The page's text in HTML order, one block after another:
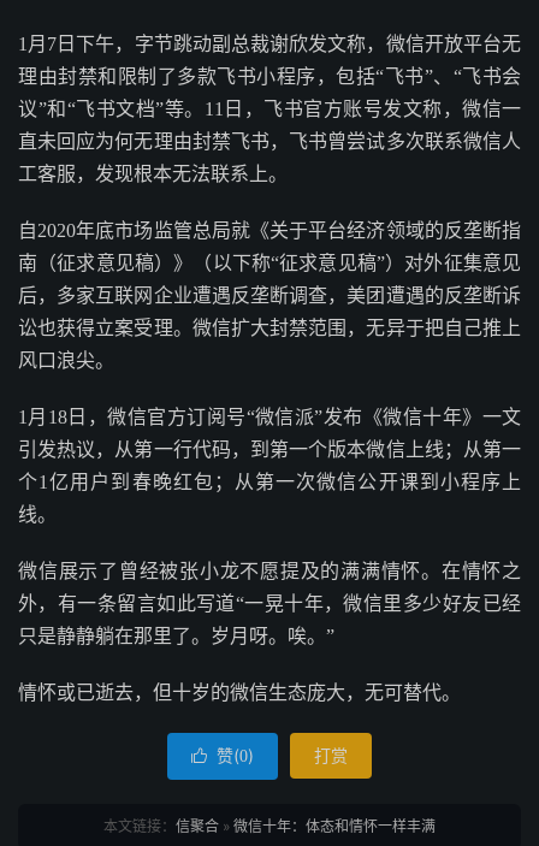
1月7日下午，字节跳动副总裁谢欣发文称，微信开放平台无
理由封禁和限制了多款飞书小程序，包括“飞书”、“飞书会
议”和“飞书文档”等。11日，飞书官方账号发文称，微信一
直未回应为何无理由封禁飞书，飞书曾尝试多次联系微信人
工客服，发现根本无法联系上。
自2020年底市场监管总局就《关于平台经济领域的反垄断指
南（征求意见稿）》（以下称“征求意见稿”）对外征集意见
后，多家互联网企业遭遇反垄断调查，美团遭遇的反垄断诉
讼也获得立案受理。微信扩大封禁范围，无异于把自己推上
风口浪尖。
1月18日，微信官方订阅号“微信派”发布《微信十年》一文
引发热议，从第一行代码，到第一个版本微信上线；从第一
个1亿用户到春晚红包；从第一次微信公开课到小程序上
线。
微信展示了曾经被张小龙不愿提及的满满情怀。在情怀之
外，有一条留言如此写道“一晃十年，微信里多少好友已经
只是静静躺在那里了。岁月呀。唉。”
情怀或已逝去，但十岁的微信生态庞大，无可替代。
 赞(0) 打赏
本文链接： 信聚合 » 微信十年：体态和情怀一样丰满